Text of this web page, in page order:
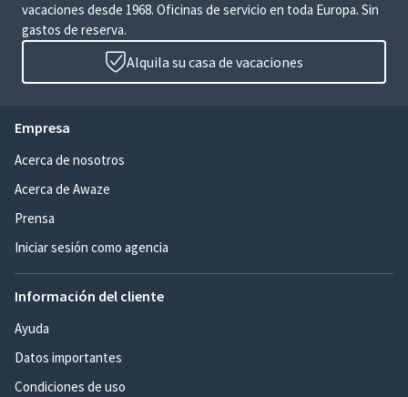
vacaciones desde 1968. Oficinas de servicio en toda Europa. Sin
gastos de reserva.
Alquila su casa de vacaciones
Empresa
Acerca de nosotros
Acerca de Awaze
Prensa
Iniciar sesión como agencia
Información del cliente
Ayuda
Datos importantes
Condiciones de uso